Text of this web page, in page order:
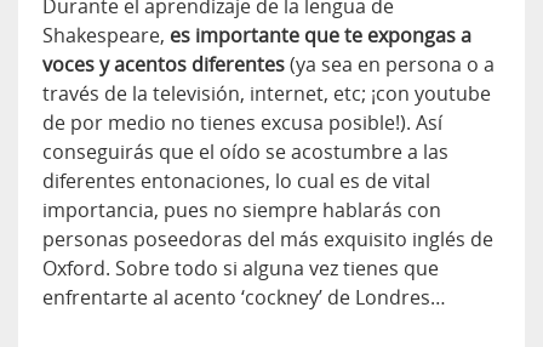
Durante el aprendizaje de la lengua de
Shakespeare, es importante que te expongas a
voces y acentos diferentes(ya sea en persona o a
través de la televisión, internet, etc; ¡con youtube
de por medio no tienes excusa posible!). Así
conseguirás que el oído se acostumbre a las
diferentes entonaciones, lo cual es de vital
importancia, pues no siempre hablarás con
personas poseedoras del más exquisito inglés de
Oxford. Sobre todo si alguna vez tienes que
enfrentarte al acento ‘cockney’ de Londres…